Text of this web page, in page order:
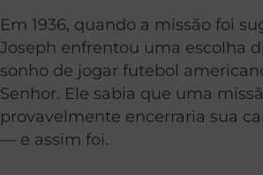
Em 1936, quando a missão foi
Joseph enfrentou uma escolha
sonho de jogar futebol
Senhor. Ele sabia que uma
provavelmente encerraria sua
— e assim foi.